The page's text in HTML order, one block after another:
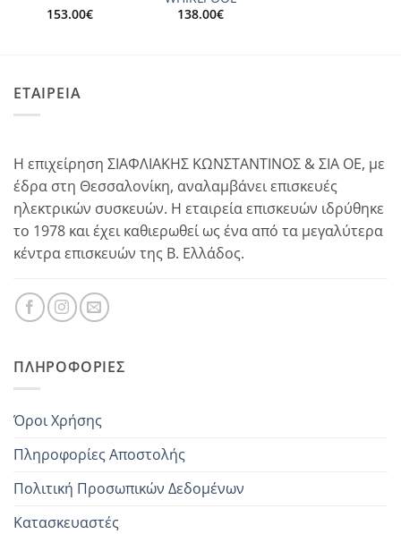
153.00€
138.00€
ΕΤΑΙΡΕΙΑ
Η επιχείρηση ΣΙΑΦΛΙΑΚΗΣ ΚΩΝΣΤΑΝΤΙΝΟΣ & ΣΙΑ ΟΕ, με
έδρα στη Θεσσαλονίκη, αναλαμβάνει επισκευές
ηλεκτρικών συσκευών. Η εταιρεία επισκευών ιδρύθηκε
το 1978 και έχει καθιερωθεί ως ένα από τα μεγαλύτερα
κέντρα επισκευών της Β. Ελλάδος.
ΠΛΗΡΟΦΟΡΊΕΣ
Όροι Χρήσης
Πληροφορίες Αποστολής
Πολιτική Προσωπικών Δεδομένων
Κατασκευαστές